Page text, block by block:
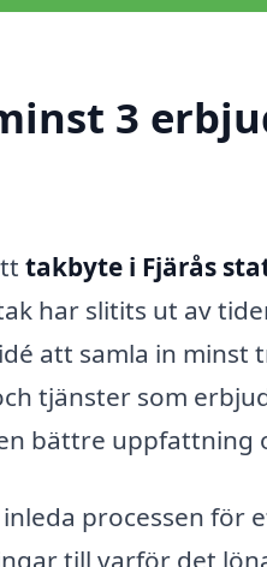
3
takbyte i Fjärås
har slitits ut av
att samla in minst
tjänster som
bättre
processen
till varför det